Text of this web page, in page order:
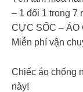
– 1 đổi 1 trong 7
CỰC SỐC – ÁO
Miễn phí vận
Chiếc áo chống
này!